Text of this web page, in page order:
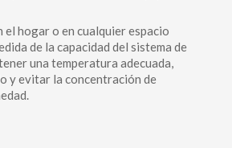
el hogar o en cualquier espacio
de la capacidad del sistema de
una temperatura adecuada,
y evitar la concentración de